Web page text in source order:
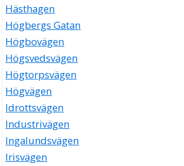
Hästhagen
Högbergs Gatan
Högbovägen
Högsvedsvägen
Högtorpsvägen
Högvägen
Idrottsvägen
Industrivägen
Ingalundsvägen
Irisvägen